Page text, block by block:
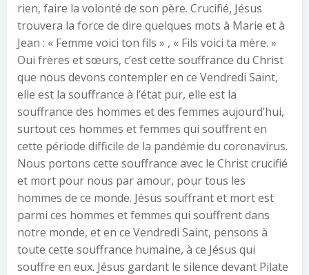
rien, faire la volonté de son père. Crucifié, Jésus
trouvera la force de dire quelques mots à Marie et à
Jean : « Femme voici ton fils » , « Fils voici ta mère. »
Oui frères et sœurs, c’est cette souffrance du Christ
que nous devons contempler en ce Vendredi Saint,
elle est la souffrance à l’état pur, elle est la
souffrance des hommes et des femmes aujourd’hui,
surtout ces hommes et femmes qui souffrent en
cette période difficile de la pandémie du coronavirus.
Nous portons cette souffrance avec le Christ crucifié
et mort pour nous par amour, pour tous les
hommes de ce monde. Jésus souffrant et mort est
parmi ces hommes et femmes qui souffrent dans
notre monde, et en ce Vendredi Saint, pensons à
toute cette souffrance humaine, à ce Jésus qui
souffre en eux. Jésus gardant le silence devant Pilate